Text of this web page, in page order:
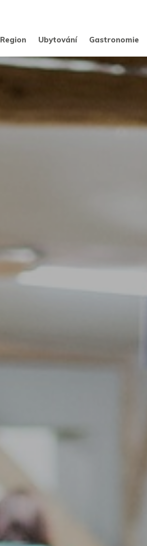
Region Ubytování Gastronomie